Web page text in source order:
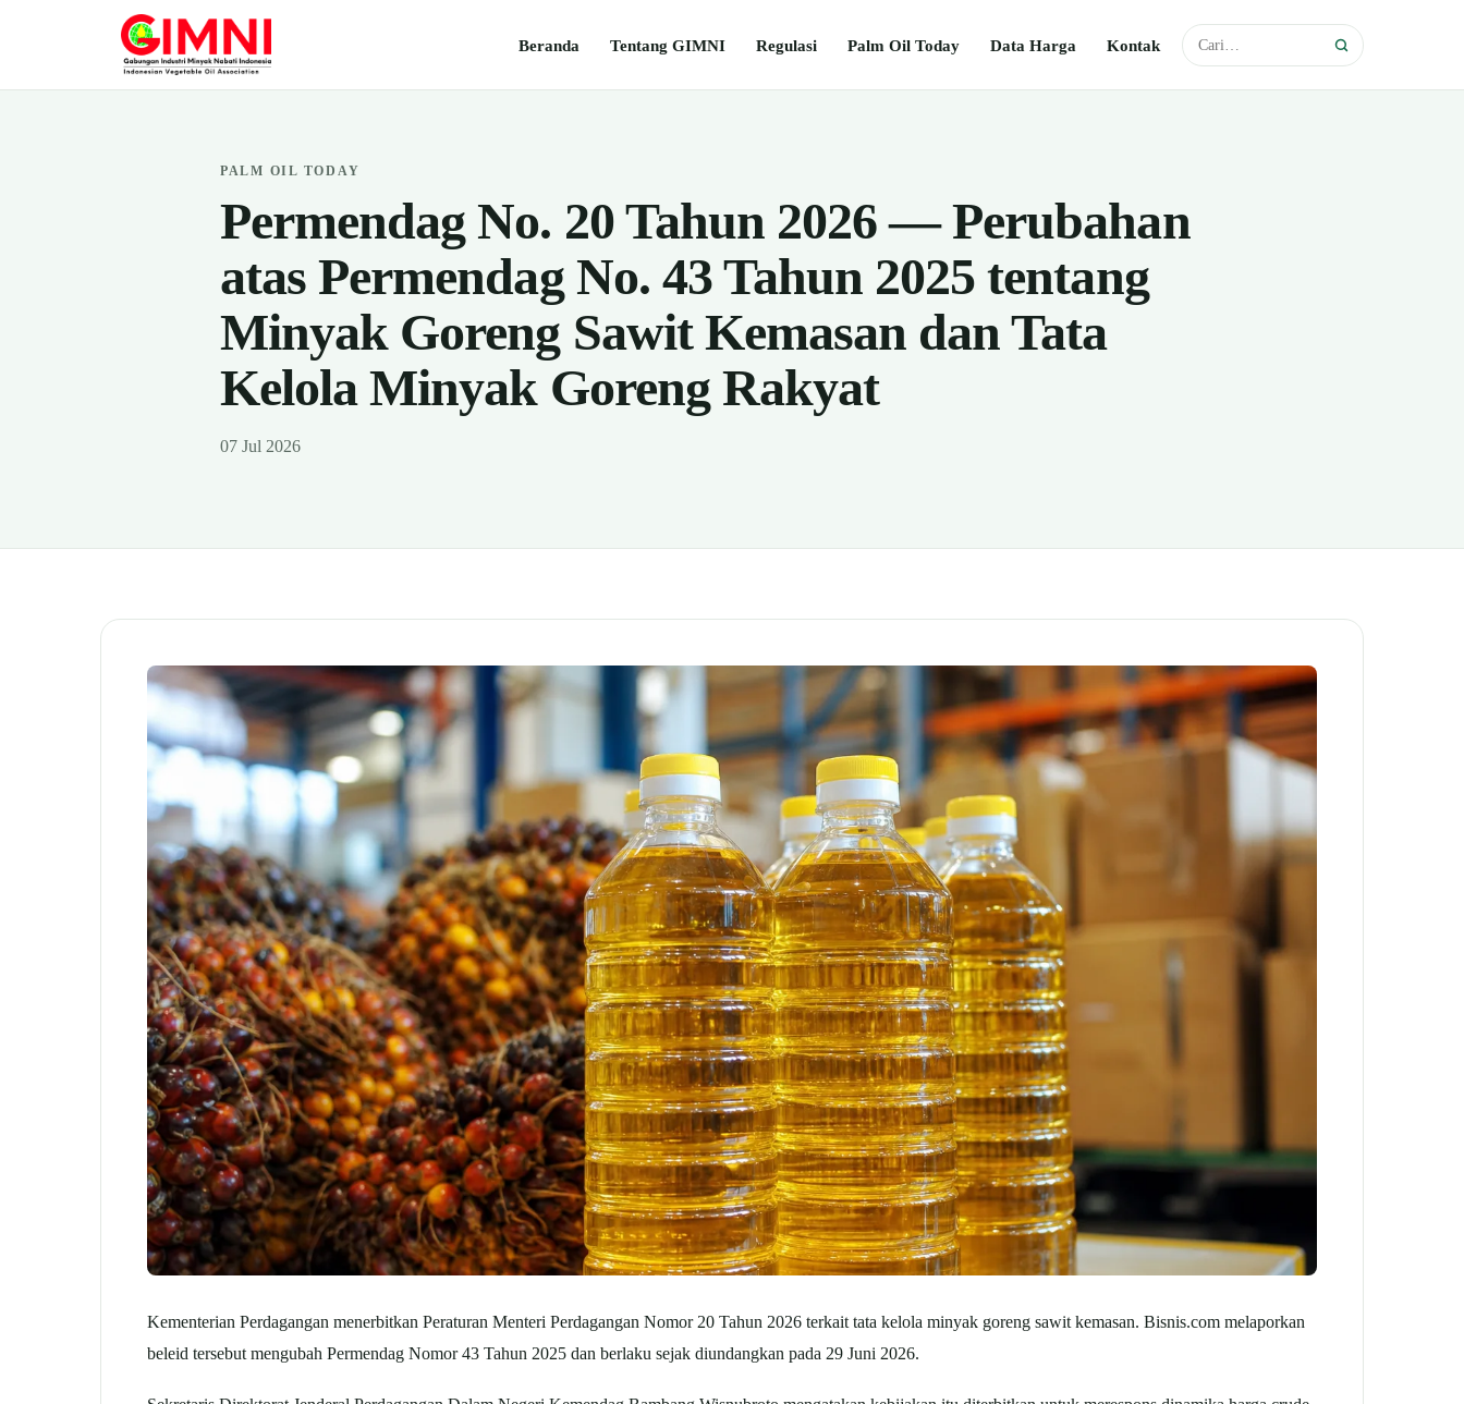
Beranda Tentang GIMNI Regulasi Palm Oil Today Data Harga Kontak
PALM OIL TODAY
Permendag No. 20 Tahun 2026 — Perubahan
atas Permendag No. 43 Tahun 2025 tentang
Minyak Goreng Sawit Kemasan dan Tata
Kelola Minyak Goreng Rakyat
07 Jul 2026
Kementerian Perdagangan menerbitkan Peraturan Menteri Perdagangan Nomor 20 Tahun 2026 terkait tata kelola minyak goreng sawit kemasan. Bisnis.com melaporkan
beleid tersebut mengubah Permendag Nomor 43 Tahun 2025 dan berlaku sejak diundangkan pada 29 Juni 2026.